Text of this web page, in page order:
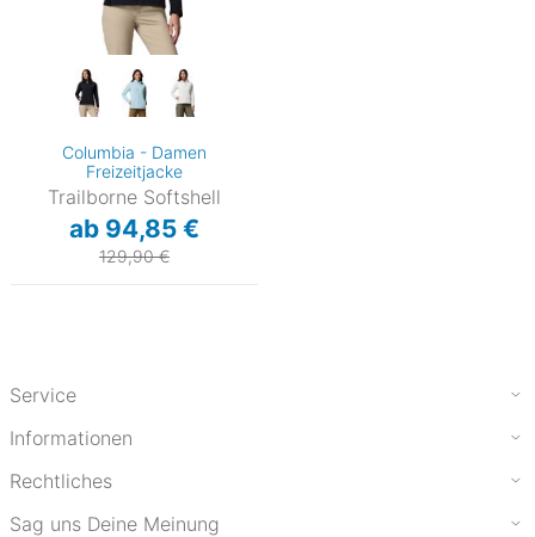
Columbia - Damen
Freizeitjacke
Trailborne Softshell
ab 94,85 €
129,90 €
Service
Informationen
Rechtliches
Sag uns Deine Meinung